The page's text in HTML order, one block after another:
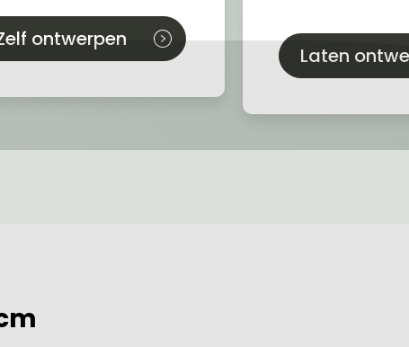
ontwerpen
Laten